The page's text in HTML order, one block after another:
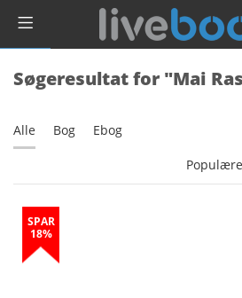
Søgeresultat for "Mai
Alle Bog Ebog
SPAR
18%